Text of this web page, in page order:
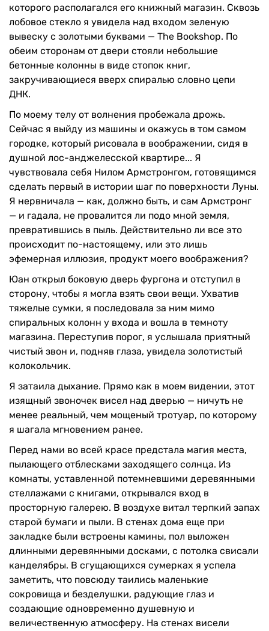
которого располагался его книжный магазин. Сквозь
лобовое стекло я увидела над входом зеленую
вывеску с золотыми буквами — The Bookshop. По
обеим сторонам от двери стояли небольшие
бетонные колонны в виде стопок книг,
закручивающиеся вверх спиралью словно цепи
ДНК.
По моему телу от волнения пробежала дрожь.
Сейчас я выйду из машины и окажусь в том самом
городке, который рисовала в воображении, сидя в
душной лос-анджелесской квартире... Я
чувствовала себя Нилом Армстронгом, готовящимся
сделать первый в истории шаг по поверхности Луны.
Я нервничала — как, должно быть, и сам Армстронг
— и гадала, не провалится ли подо мной земля,
превратившись в пыль. Действительно ли все это
происходит по-настоящему, или это лишь
эфемерная иллюзия, продукт моего воображения?
Юан открыл боковую дверь фургона и отступил в
сторону, чтобы я могла взять свои вещи. Ухватив
тяжелые сумки, я последовала за ним мимо
спиральных колонн у входа и вошла в темноту
магазина. Переступив порог, я услышала приятный
чистый звон и, подняв глаза, увидела золотистый
колокольчик.
Я затаила дыхание. Прямо как в моем видении, этот
изящный звоночек висел над дверью — ничуть не
менее реальный, чем мощеный тротуар, по которому
я шагала мгновением ранее.
Перед нами во всей красе предстала магия места,
пылающего отблесками заходящего солнца. Из
комнаты, уставленной потемневшими деревянными
стеллажами с книгами, открывался вход в
просторную галерею. В воздухе витал терпкий запах
старой бумаги и пыли. В стенах дома еще при
закладке были встроены камины, пол выложен
длинными деревянными досками, с потолка свисали
канделябры. В сгущающихся сумерках я успела
заметить, что повсюду таились маленькие
сокровища и безделушки, радующие глаз и
создающие одновременно душевную и
величественную атмосферу. На стенах висели